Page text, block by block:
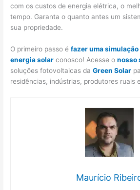
com os custos de energia elétrica, o
tempo. Garanta o quanto antes um
sua propriedade.
O primeiro passo éfazer uma
energia solar conosco! Acesse onosso
soluções fotovoltaicas daGreen Solar
residências, indústrias, produtores ruais
Maurício